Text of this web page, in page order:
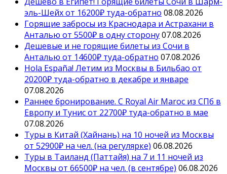
эль-Шейх от 16200₽ туда-обратно 08.08.2026
Горящие забросы из Краснодара и Астрахани в
Анталью от 5500₽ в одну сторону07.08.2026
Дешевые и не горящие билеты из Сочи в
Анталью от 14600₽ туда-обратно 07.08.2026
Hola España! Летим из Москвы в Бильбао от
20200₽ туда-обратно в декабре и январе
07.08.2026
Раннее бронирование. С Royal Air Maroc из СПб в
Европу и Тунис от 22700₽ туда-обратно в мае
07.08.2026
Туры в Китай (Хайнань) на 10 ночей из Москвы
от 52900₽ на чел. (на регулярке) 06.08.2026
Туры в Таиланд (Паттайя) на 7 и 11 ночей из
Москвы от 66500₽ на чел. (в сентябре) 06.08.2026